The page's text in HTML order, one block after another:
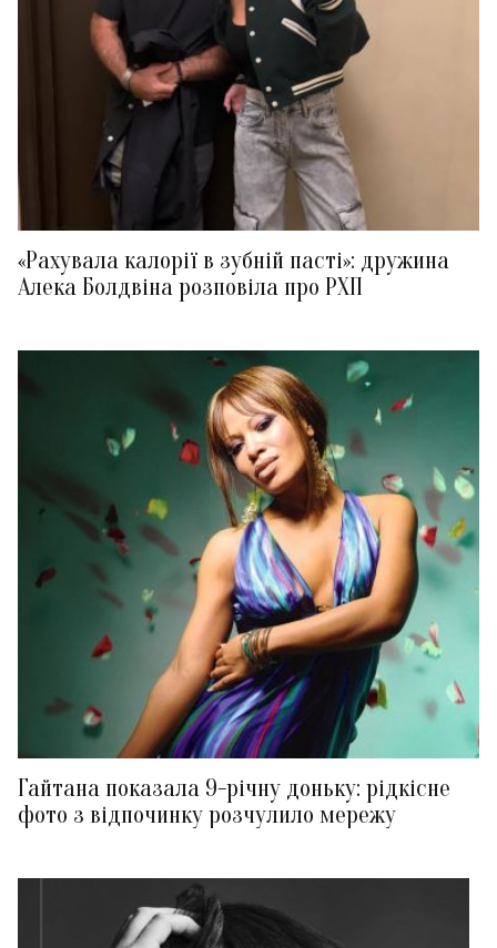
«Рахувала калорії в зубній пасті»: дружина
Алека Болдвіна розповіла про РХП
Гайтана показала 9-річну доньку: рідкісне
фото з відпочинку розчулило мережу